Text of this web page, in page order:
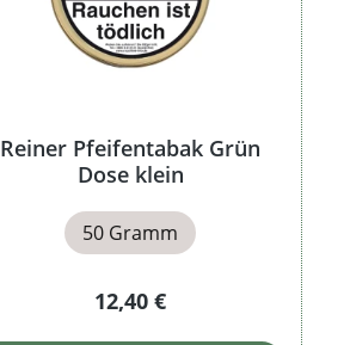
Reiner Pfeifentabak Grün
Dose klein
50 Gramm
Regulärer Preis:
12,40 €